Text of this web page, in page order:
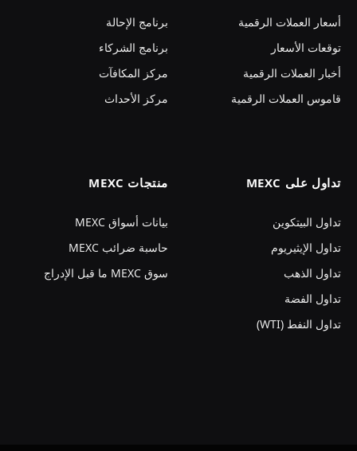
أسعار العملات الرقمية
توقعات الأسعار
أخبار العملات الرقمية
قاموس العملات الرقمية
برنامج الإحالة
برنامج الشركاء
مركز المكافآت
مركز الأحداث
تداول على MEXC
تداول البيتكوين
تداول الإيثيريوم
تداول الذهب
تداول الفضة
تداول النفط (WTI)
منتجات MEXC
بيانات أسواق MEXC
حاسبة ضرائب MEXC
سوق MEXC ما قبل الإدراج